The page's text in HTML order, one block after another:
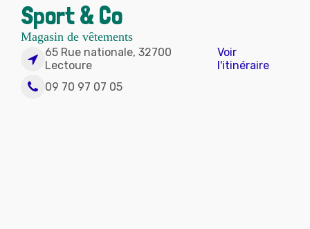
Sport & Co
Magasin de vêtements
65 Rue nationale, 32700
Lectoure
Voir
l'itinéraire
09 70 97 07 05